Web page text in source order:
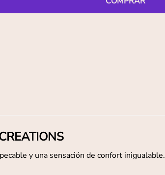
y una sensación de confort inigualable.